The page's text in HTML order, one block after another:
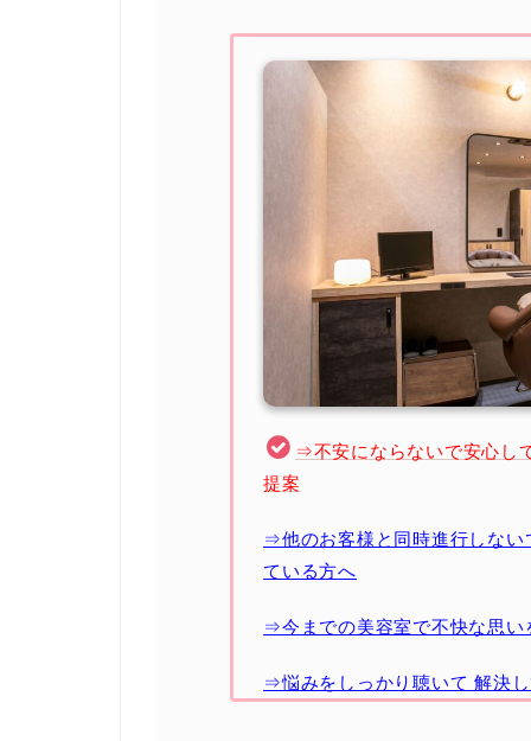
⇒不安にならないで安心し
提案
⇒他のお客様と同時進行しな
ている方へ
⇒今までの美容室で不快な思い
⇒悩みをしっかり聴いて 解決